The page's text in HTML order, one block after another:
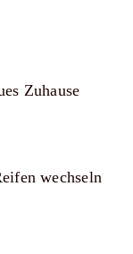
Zuhause
wechseln